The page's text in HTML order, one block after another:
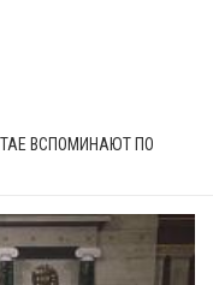
ВСПОМИНАЮТ ПО